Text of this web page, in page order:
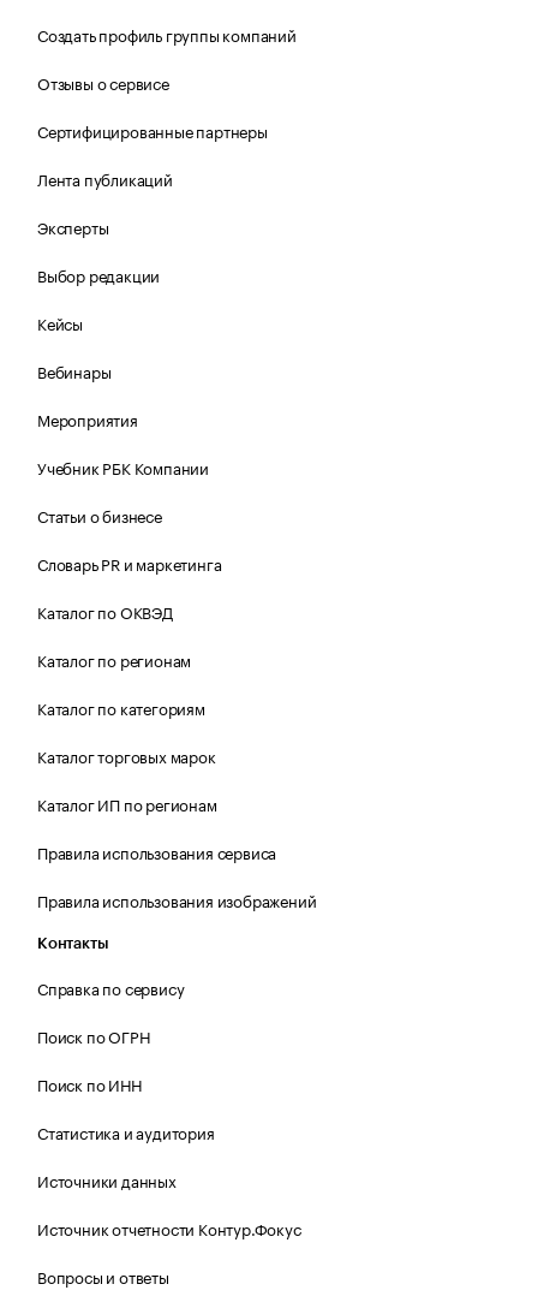
Создать профиль группы компаний
Отзывы о сервисе
Сертифицированные партнеры
Лента публикаций
Эксперты
Выбор редакции
Кейсы
Вебинары
Мероприятия
Учебник РБК Компании
Статьи о бизнесе
Словарь PR и маркетинга
Каталог по ОКВЭД
Каталог по регионам
Каталог по категориям
Каталог торговых марок
Каталог ИП по регионам
Правила использования сервиса
Правила использования изображений
Контакты
Справка по сервису
Поиск по ОГРН
Поиск по ИНН
Статистика и аудитория
Источники данных
Источник отчетности Контур.Фокус
Вопросы и ответы